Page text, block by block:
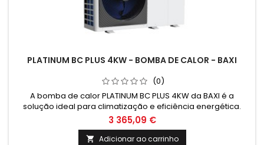
PLATINUM BC PLUS 4KW - BOMBA DE CALOR - BAXI
(0)
A bomba de calor PLATINUM BC PLUS 4KW da BAXI é a
solução ideal para climatização e eficiência energética.
Com tecnologia de ponta, garante conforto e poupança
energética, sendo uma escolha inteligente e sustentável
para o seu espaço.
3 365,09 €
 Adicionar ao carrinho